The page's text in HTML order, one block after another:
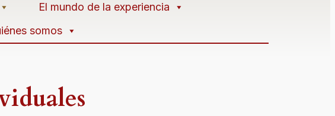
El mundo de la experiencia
somos